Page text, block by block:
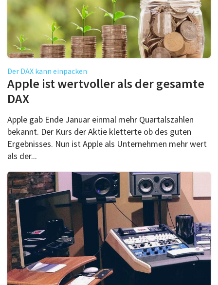
Der DAX kann einpacken
Apple ist wertvoller als der gesamte
DAX
Apple gab Ende Januar einmal mehr Quartalszahlen
bekannt. Der Kurs der Aktie kletterte ob des guten
Ergebnisses. Nun ist Apple als Unternehmen mehr wert
als der...